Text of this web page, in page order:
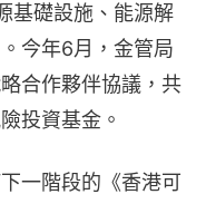
基礎設施、能源解
今年6月，金管局
合作夥伴協議，共
投資基金。
一階段的《香港可